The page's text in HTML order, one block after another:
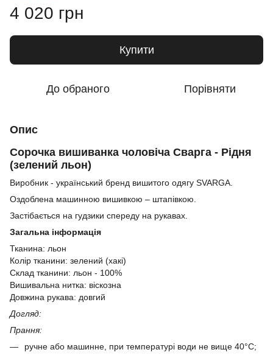
4 020 грн
Купити
До обраного Порівняти
Опис
Сорочка вишиванка чоловіча Сварга - Рідня
(зелений льон)
Виробник - український бренд вишитого одягу SVARGA.
Оздоблена машинною вишивкою – штапівкою.
Застібається на гудзики спереду на рукавах.
Загальна інформація
Тканина: льон
Колір тканини: зелений (хакі)
Склад тканини: льон - 100%
Вишивальна нитка: віскозна
Довжина рукава: довгий
Догляд:
Прання:
ручне або машинне, при температурі води не вище 40°C;